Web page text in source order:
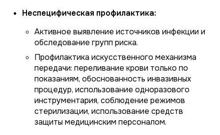
Неспецифическая профилактика:
Активное выявление источников инфекции и
обследование групп риска.
Профилактика искусственного механизма
передачи: переливание крови только по
показаниям, обоснованность инвазивных
процедур, использование одноразового
инструментария, соблюдение режимов
стерилизации, использование средств
защиты медицинским персоналом.